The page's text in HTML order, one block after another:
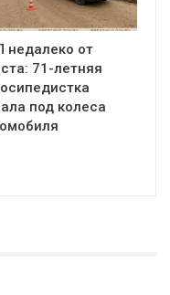
недалеко от
71-летняя
под колеса